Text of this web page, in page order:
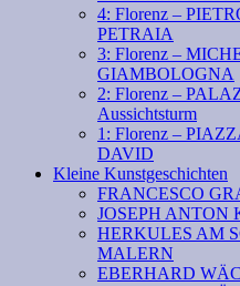
4: Florenz –
PETRAIA
3: Florenz –
GIAMBOLOGNA
2: Florenz –
Aussichtsturm
1: Florenz –
DAVID
Kleine Kunstgeschichten
FRANCESCO
JOSEPH ANTON
HERKULES AM
MALERN
EBERHARD